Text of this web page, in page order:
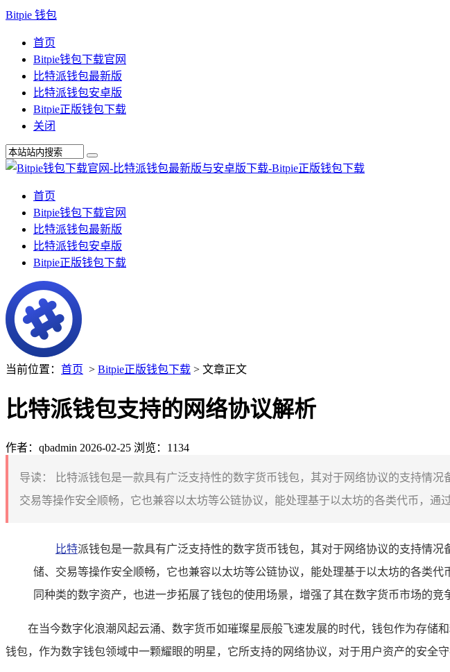
Bitpie 钱包
首页
Bitpie钱包下载官网
比特派钱包最新版
比特派钱包安卓版
Bitpie正版钱包下载
关闭
首页
Bitpie钱包下载官网
比特派钱包最新版
比特派钱包安卓版
Bitpie正版钱包下载
当前位置： 首页 > Bitpie正版钱包下载 > 文章正文
比特派钱包支持的网络协议解析
作者：qbadmin 2026-02-25 浏览：1134
导读：
比特派钱包是一款具有广泛支持性的数字货币钱包，其对于网络协议的支持情
交易等操作安全顺畅，它也兼容以太坊等公链协议，能处理基于以太坊的各类代币，
比特派钱包是一款具有广泛支持性的数字货币钱包，其对于网络协议的支持情
储、交易等操作安全顺畅，它也兼容以太坊等公链协议，能处理基于以太坊的各类
同种类的数字资产，也进一步拓展了钱包的使用场景，增强了其在数字货币市场的竞
在当今数字化浪潮风起云涌、数字货币如璀璨星辰般飞速发展的时代，钱包作为存储
钱包，作为数字钱包领域中一颗耀眼的明星，它所支持的网络协议，对于用户资产的安全